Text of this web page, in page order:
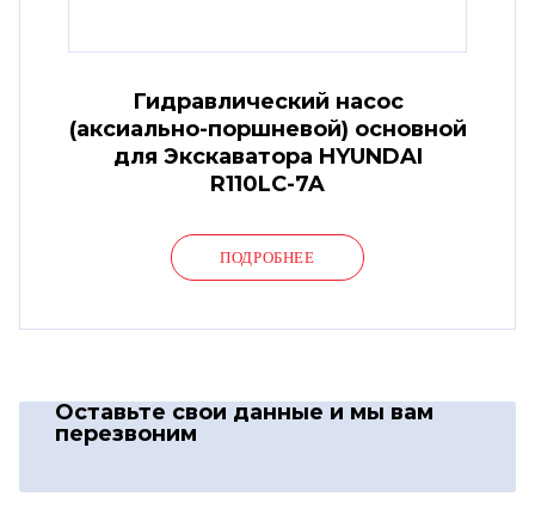
Гидравлический насос
(аксиально-поршневой) основной
для Экскаватора HYUNDAI
R110LC-7A
ПОДРОБНЕЕ
Оставьте свои данные и мы вам
перезвоним